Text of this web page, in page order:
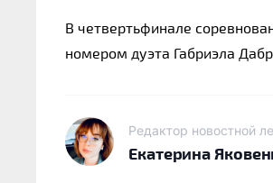
В четвертьфинале
номером дуэта Габриэла
Редактор новостной
Екатерина